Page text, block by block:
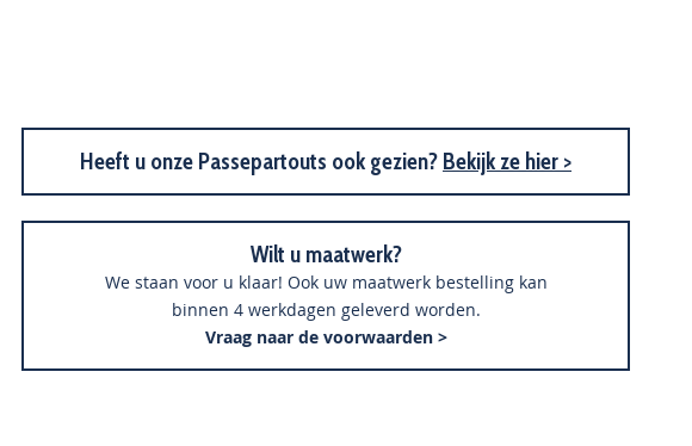
Heeft u onze Passepartouts ook gezien? Bekijk ze hier >
Wilt u maatwerk?
We staan voor u klaar! Ook uw maatwerk bestelling kan
binnen 4 werkdagen geleverd worden.
Vraag naar de voorwaarden >